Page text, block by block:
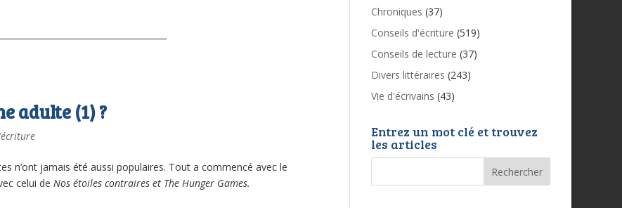
adulte (1) ?
n’ont jamais été aussi populaires. Tout a commencé avec le
celui de Nos étoiles contraires et The Hunger Games.
Chroniques (37)
Conseils d'écriture (519)
Conseils de lecture (37)
Divers littéraires (243)
Vie d'écrivains (43)
Entrez un mot clé et trouvez
les articles